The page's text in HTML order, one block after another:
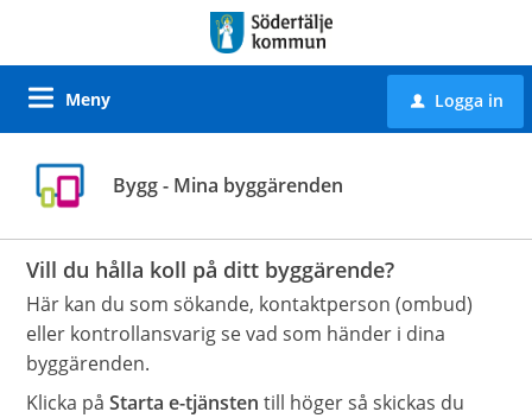
Meny u Logga in
Bygg - Mina byggärenden
Vill du hålla koll på ditt byggärende?
Här kan du som sökande, kontaktperson (ombud)
eller kontrollansvarig se vad som händer i dina
byggärenden.
Klicka påStarta e-tjänsten till höger så skickas du